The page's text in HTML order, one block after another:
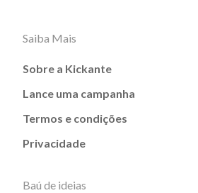
Saiba Mais
Sobre a Kickante
Lance uma campanha
Termos e condições
Privacidade
Baú de ideias